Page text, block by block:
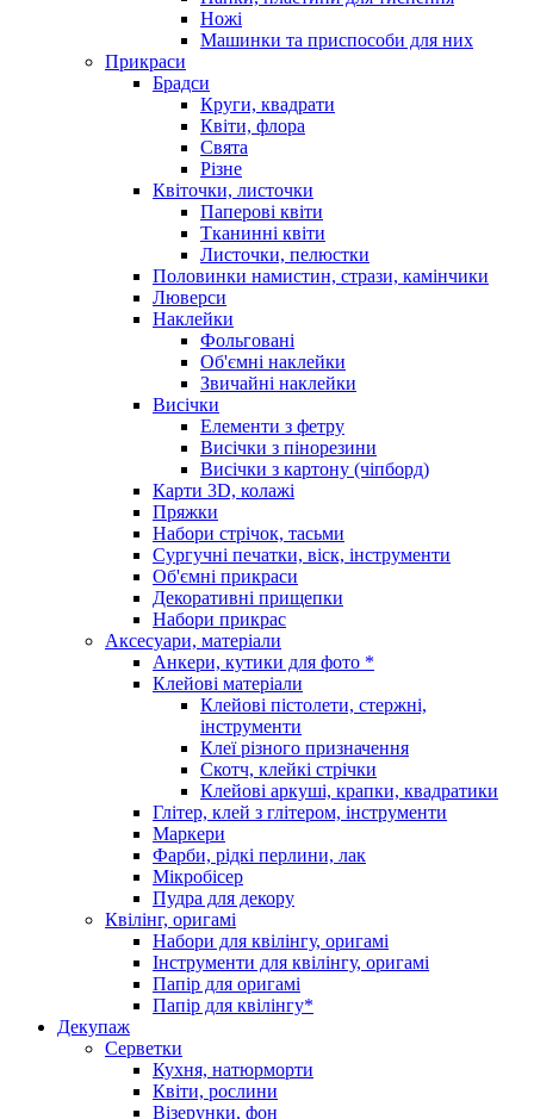
Ножі
Машинки та приспособи для них
Прикраси
Брадси
Круги, квадрати
Квіти, флора
Свята
Різне
Квіточки, листочки
Паперові квіти
Тканинні квіти
Листочки, пелюстки
Половинки намистин, стрази, камінчики
Люверси
Наклейки
Фольговані
Об'ємні наклейки
Звичайні наклейки
Висічки
Елементи з фетру
Висічки з пінорезини
Висічки з картону (чіпборд)
Карти 3D, колажі
Пряжки
Набори стрічок, тасьми
Сургучні печатки, віск, інструменти
Об'ємні прикраси
Декоративні прищепки
Набори прикрас
Аксесуари, матеріали
Анкери, кутики для фото *
Клейові матеріали
Клейові пістолети, стержні,
інструменти
Клеї різного призначення
Скотч, клейкі стрічки
Клейові аркуші, крапки, квадратики
Глітер, клей з глітером, інструменти
Маркери
Фарби, рідкі перлини, лак
Мікробісер
Пудра для декору
Квілінг, оригамі
Набори для квілінгу, оригамі
Інструменти для квілінгу, оригамі
Папір для оригамі
Папір для квілінгу*
Декупаж
Серветки
Кухня, натюрморти
Квіти, рослини
Візерунки, фон